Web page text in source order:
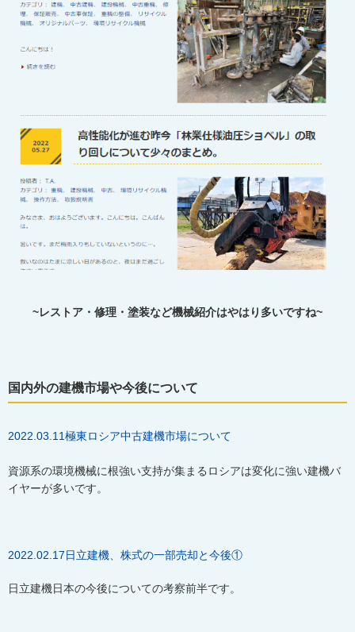
~レストア・修理・塗装など機械紹介はやはり多いですね~
国内外の建機市場や今後について
2022.03.11極東ロシア中古建機市場について
資源系の環境機械に根強い支持が集まるロシアは変化に強い建機バ
イヤーが多いです。
2022.02.17日立建機、株式の一部売却と今後①
日立建機日本の今後についての考察前半です。